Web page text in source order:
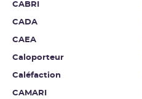
CABRI
CADA
CAEA
Caloporteur
Caléfaction
CAMARI